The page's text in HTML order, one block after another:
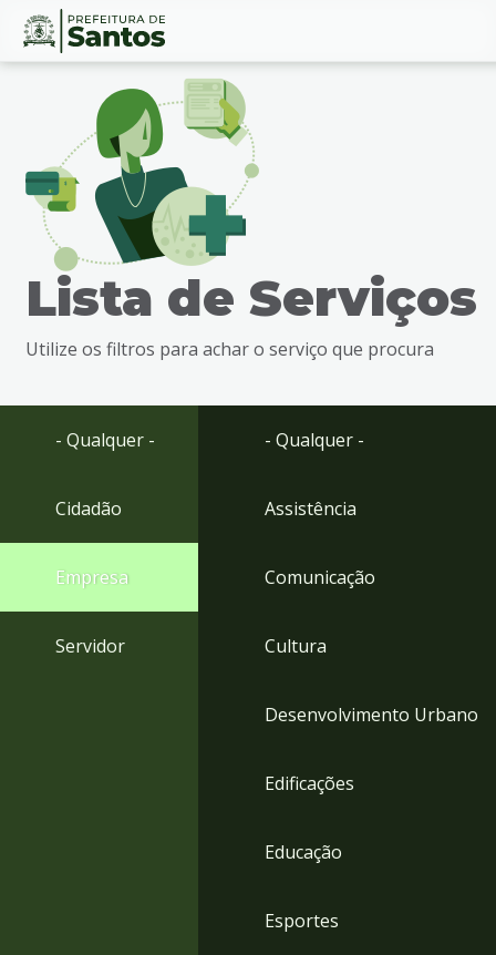
Ir
busca
Ir
Conteúdo
Lista de Serviços
Utilize os filtros para achar o serviço que procura
- Qualquer -
Cidadão
Empresa
Servidor
- Qualquer -
Assistência
Comunicação
Cultura
Desenvolvimento Urbano
Edificações
Educação
Esportes